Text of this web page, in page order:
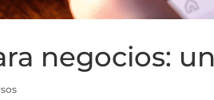
negocios: